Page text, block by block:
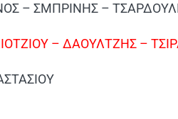
– ΣΜΠΡΙΝΗΣ –
– ΔΑΟΥΛΤΖΗΣ –